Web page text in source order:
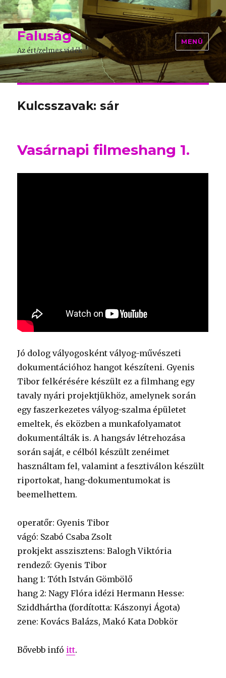
Faluság
Az ért/zelmes vidék
MENÜ
Kulcsszavak: sár
Vasárnapi filmeshang 1.
Jó dolog vályogosként vályog-művészeti
dokumentációhoz hangot készíteni. Gyenis
Tibor felkérésére készült ez a filmhang egy
tavaly nyári projektjükhöz, amelynek során
egy faszerkezetes vályog-szalma épületet
emeltek, és eközben a munkafolyamatot
dokumentálták is. A hangsáv létrehozása
során saját, e célból készült zenéimet
használtam fel, valamint a fesztiválon készült
riportokat, hang-dokumentumokat is
beemelhettem.
operatőr: Gyenis Tibor
vágó: Szabó Csaba Zsolt
prokjekt asszisztens: Balogh Viktória
rendező: Gyenis Tibor
hang 1: Tóth István Gömbölő
hang 2: Nagy Flóra idézi Hermann Hesse:
Sziddhártha (fordította: Kászonyi Ágota)
zene: Kovács Balázs, Makó Kata Dobkör
Bővebb infó itt.